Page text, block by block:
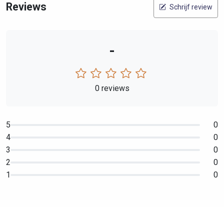
Reviews Schrijf review
-
0 reviews
5
0
4
0
3
0
2
0
1
0